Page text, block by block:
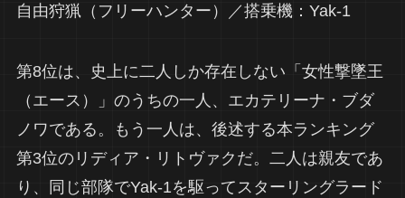
自由狩猟（フリーハンター）／搭乗機：Yak-1
第8位は、史上に二人しか存在しない「女性撃墜王
（エース）」のうちの一人、エカテリーナ・ブダ
ノワである。もう一人は、後述する本ランキング
第3位のリディア・リトヴァクだ。二人は親友であ
り、同じ部隊でYak-1を駆ってスターリングラード